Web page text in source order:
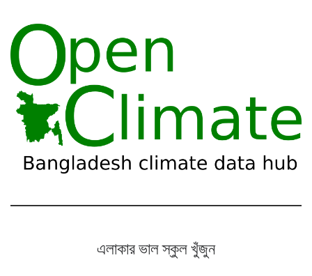
এলাকার ভাল স্কুল খুঁজুন